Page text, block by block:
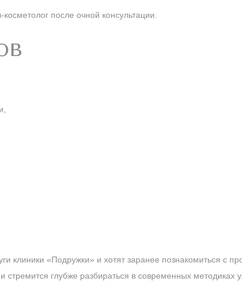
после очной консультации.
клиники «Подружки» и хотят заранее познакомиться с
стремится глубже разбираться в современных методиках